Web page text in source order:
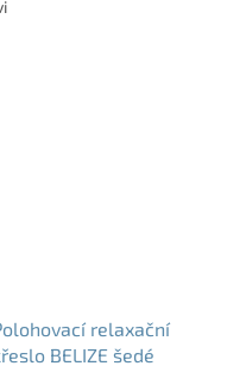
relaxační
BELIZE šedé